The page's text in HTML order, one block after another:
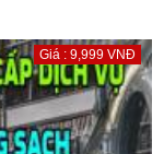
Giá : 9,999 VNĐ